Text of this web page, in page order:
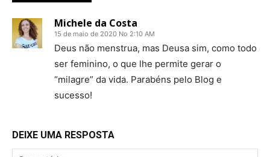
Michele da Costa
15 de maio de 2020 No 2:10 AM
Deus não menstrua, mas Deusa sim, como todo
ser feminino, o que lhe permite gerar o
“milagre” da vida. Parabéns pelo Blog e
sucesso!
DEIXE UMA RESPOSTA